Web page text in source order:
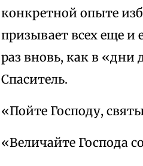
конкретной опыте
призывает всех еще и
раз вновь, как в «дни
Спаситель.
«Пойте Господу,
«Величайте Господа